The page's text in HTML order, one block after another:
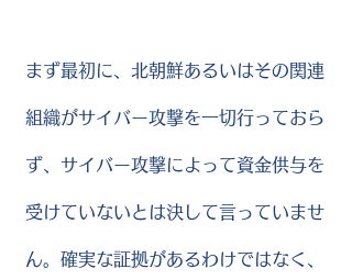
まず最初に、北朝鮮あるいはその関連
組織がサイバー攻撃を一切行っておら
ず、サイバー攻撃によって資金供与を
受けていないとは決して言っていませ
ん。確実な証拠があるわけではなく、